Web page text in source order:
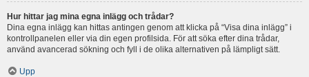
Hur hittar jag mina egna inlägg och trådar?
Dina egna inlägg kan hittas antingen genom att klicka på “Visa dina inlägg” i
kontrollpanelen eller via din egen profilsida. För att söka efter dina trådar,
använd avancerad sökning och fyll i de olika alternativen på lämpligt sätt.
Upp